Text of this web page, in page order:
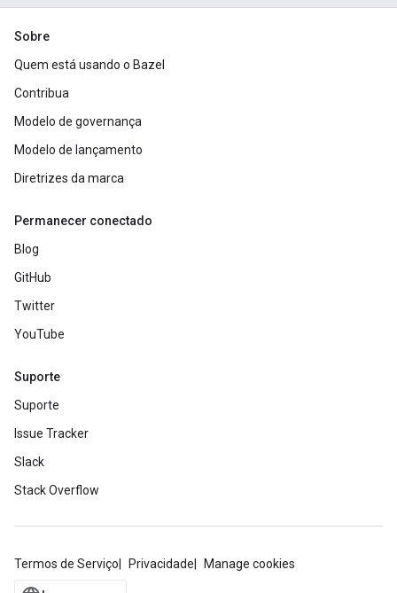
Sobre
Quem está usando o Bazel
Contribua
Modelo de governança
Modelo de lançamento
Diretrizes da marca
Permanecer conectado
Blog
GitHub
Twitter
YouTube
Suporte
Suporte
Issue Tracker
Slack
Stack Overflow
Termos de Serviço Privacidade Manage cookies